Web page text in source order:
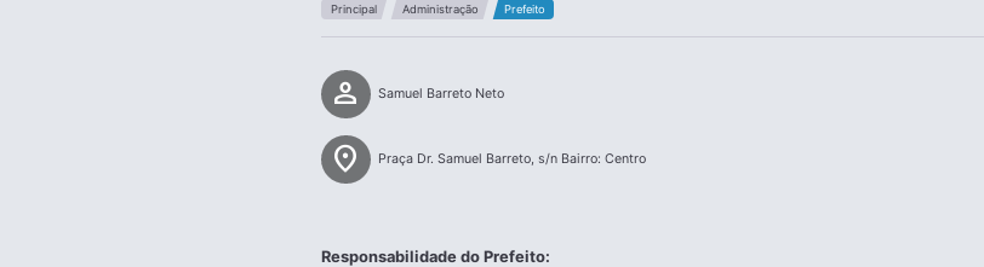
Principal Administração Prefeito
person Samuel Barreto Neto
location_on Praça Dr. Samuel Barreto, s/n Bairro: Centro
Responsabilidade do Prefeito: